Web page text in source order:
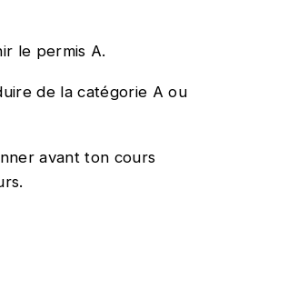
le permis A.
de la catégorie A ou
avant ton cours